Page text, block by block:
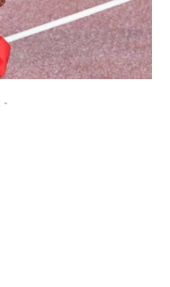
- Advertisement -